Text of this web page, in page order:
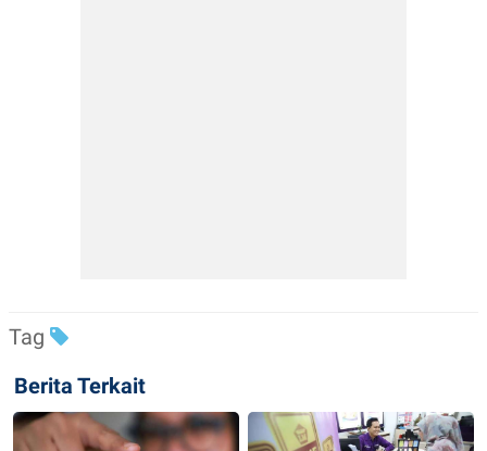
Tag
Berita Terkait